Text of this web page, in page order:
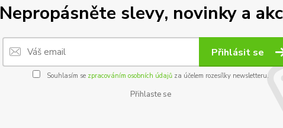
Nepropásněte slevy, novinky a
Přihlásit se
Souhlasím se zpracováním osobních údajůza účelem rozesílky newsletteru.
Přihlaste se